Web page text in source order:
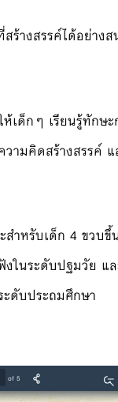
สร้างสรรค์ได้อย่าง
เด็กๆ เรียนรู้ทักษ
ามคิดสร้างสรรค์
สำหรับเด็ก 4 ขวบ
งในระดับปฐมวัย แ
ดับประถมศึกษา